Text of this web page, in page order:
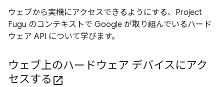
ウェブから実機にアクセスできるようにする、Project
Fugu のコンテキストで Google が取り組んでいるハード
ウェア API について学びます。
ウェブ上のハードウェア デバイスにアク
セスする open_in_new